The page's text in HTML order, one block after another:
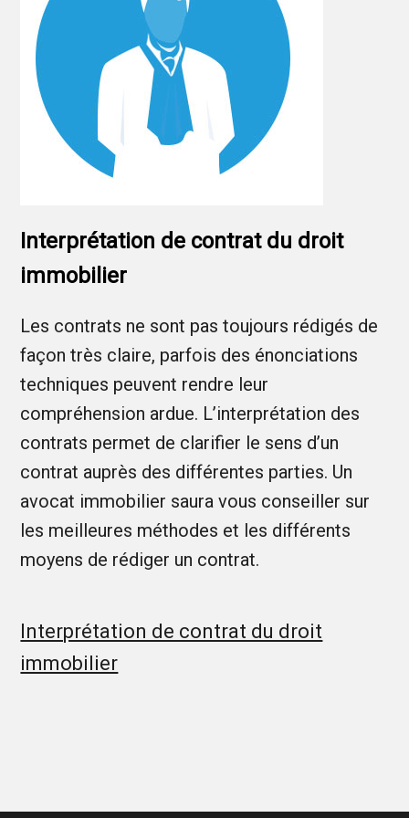
Interprétation de contrat du droit
immobilier
Les contrats ne sont pas toujours rédigés de
façon très claire, parfois des énonciations
techniques peuvent rendre leur
compréhension ardue. L’interprétation des
contrats permet de clarifier le sens d’un
contrat auprès des différentes parties. Un
avocat immobilier saura vous conseiller sur
les meilleures méthodes et les différents
moyens de rédiger un contrat.
Interprétation de contrat du droit
immobilier